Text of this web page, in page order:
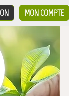
MON COMPTE